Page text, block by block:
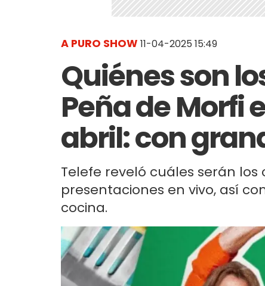
A PURO SHOW 11-04-2025 15:49
Quiénes son
Peña de Morfi
abril: con
Telefe reveló cuáles serán
presentaciones en vivo, así
cocina.